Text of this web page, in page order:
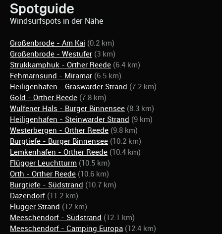
Spotguide
Windsurfspots in der Nähe
Großenbrode - Am Kai (0.2 km)
Großenbrode - Westufer (3 km)
Strukkamphuk - Orther Reede (6.4 km)
Fehmarnsund - Miramar (6.5 km)
Heiligenhafen - Graswarder Strand (7.2 km)
Gold - Orther Reede (7.8 km)
Wulfener Hals - Burger Binnensee (8.3 km)
Heiligenhafen - Steinwarder Strand (9 km)
Westerbergen - Orther Reede (9.8 km)
Burgtiefe - Burger Binnensee (10.2 km)
Lemkenhafen - Orther Reede (10.4 km)
Flügger Leuchtturm (10.5 km)
Orth - Orther Reede (10.6 km)
Burgtiefe - Südstrand (10.7 km)
Dazendorf (11.2 km)
Flügger Strand (12 km)
Meeschendorf - Südstrand (12.1 km)
Meeschendorf - Camping Europa (12.4 km)